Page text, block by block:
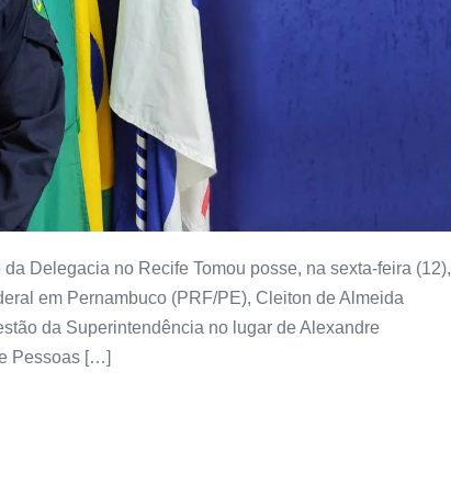
Delegacia no Recife Tomou posse, na sexta-feira (12),
em Pernambuco (PRF/PE), Cleiton de Almeida
da Superintendência no lugar de Alexandre
Pessoas […]